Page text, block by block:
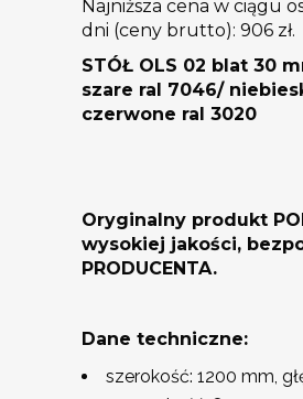
wynosiła:
1352 zł. 906 zł.
Najniższa cena w ciągu
dni (ceny brutto): 906 zł.
STÓŁ OLS 02 blat 30
szare ral 7046/
czerwone ral 3020
Oryginalny produkt
wysokiej jakości,
PRODUCENTA.
Dane techniczne:
szerokość: 1200 mm,